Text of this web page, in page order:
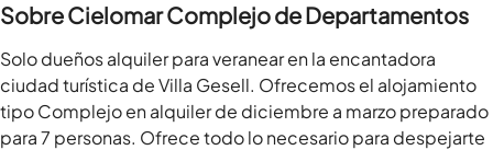
Sobre Cielomar Complejo de Departamentos
Solo dueños alquiler para veranear en la encantadora
ciudad turística de Villa Gesell. Ofrecemos el alojamiento
tipo Complejo en alquiler de diciembre a marzo preparado
para 7 personas. Ofrece todo lo necesario para despejarte